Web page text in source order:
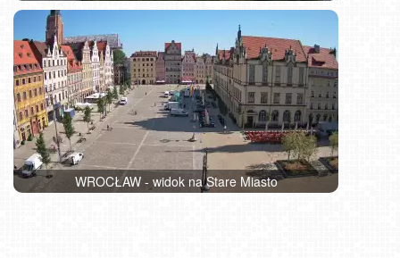
WROCŁAW - widok na Stare Miasto